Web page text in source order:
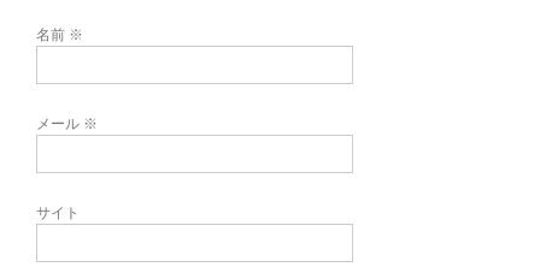
名前 ※
メール ※
サイト